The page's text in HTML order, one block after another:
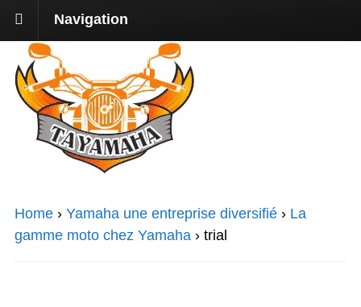
Navigation
Home › Yamaha une entreprise diversifié › La
gamme moto chez Yamaha › trial